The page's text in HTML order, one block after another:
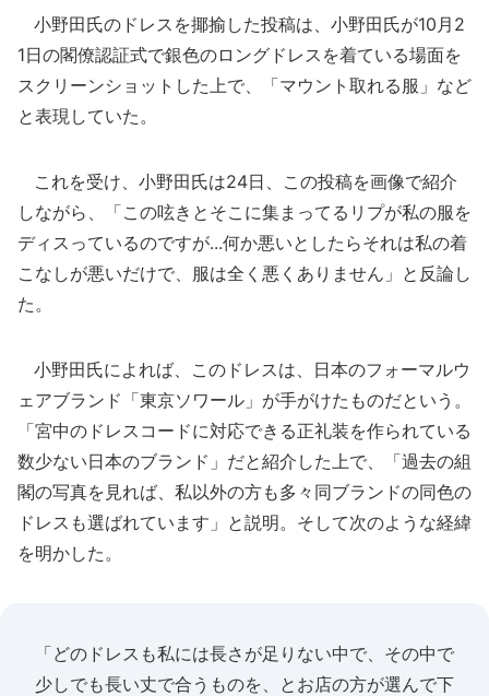
小野田氏のドレスを揶揄した投稿は、小野田氏が10月2
1日の閣僚認証式で銀色のロングドレスを着ている場面を
スクリーンショットした上で、「マウント取れる服」など
と表現していた。
これを受け、小野田氏は24日、この投稿を画像で紹介
しながら、「この呟きとそこに集まってるリプが私の服を
ディスっているのですが...何か悪いとしたらそれは私の着
こなしが悪いだけで、服は全く悪くありません」と反論し
た。
小野田氏によれば、このドレスは、日本のフォーマルウ
ェアブランド「東京ソワール」が手がけたものだという。
「宮中のドレスコードに対応できる正礼装を作られている
数少ない日本のブランド」だと紹介した上で、「過去の組
閣の写真を見れば、私以外の方も多々同ブランドの同色の
ドレスも選ばれています」と説明。そして次のような経緯
を明かした。
「どのドレスも私には長さが足りない中で、その中で
少しでも長い丈で合うものを、とお店の方が選んで下